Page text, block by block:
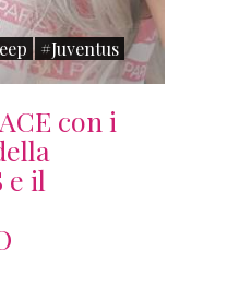
#Juventus
con i
e il